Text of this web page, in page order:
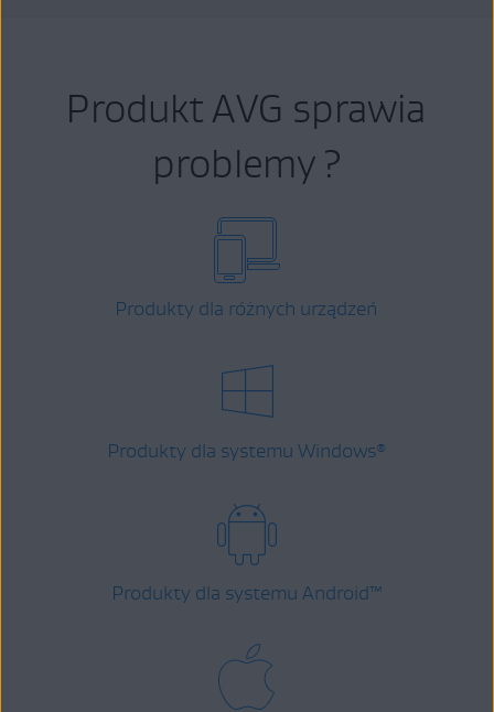
Produkt AVG sprawia
problemy ?
Produkty dla różnych urządzeń
Produkty dla systemu Windows®
Produkty dla systemu Android™